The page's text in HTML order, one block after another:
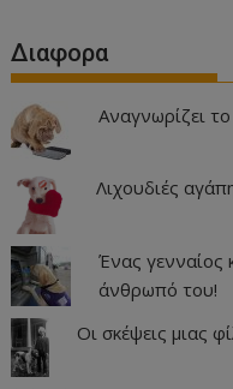
Διαφορα
Αναγνωρίζει
Λιχουδιές
Ένας γενναίος
άνθρωπό του!
Οι σκέψεις μιας